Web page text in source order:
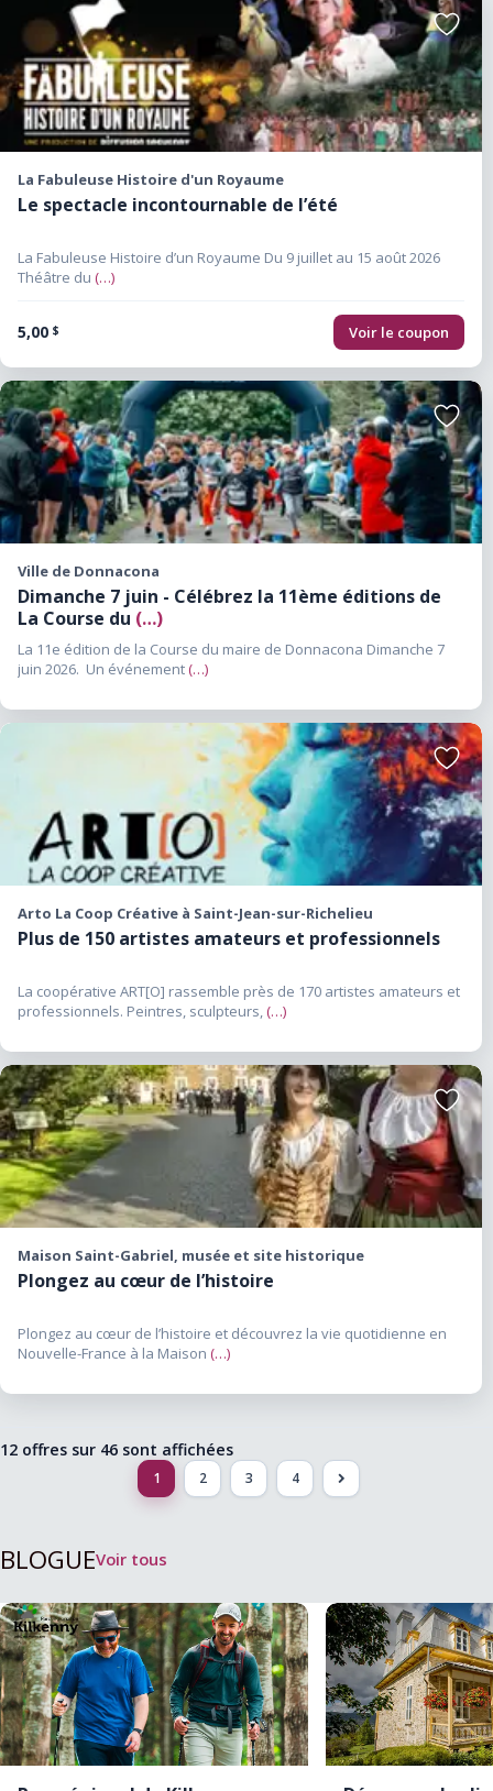
Ajouter
aux
favoris
La Fabuleuse Histoire d'un Royaume
Le spectacle incontournable de l’été
La Fabuleuse Histoire d’un Royaume Du 9 juillet au 15 août 2026
Théâtre du (…)
5,00 $ Voir le coupon
Ajouter
aux
favoris
Ville de Donnacona
Dimanche 7 juin - Célébrez la 11ème éditions de
La Course du (…)
La 11e édition de la Course du maire de Donnacona Dimanche 7
juin 2026. Un événement(…)
Ajouter
aux
favoris
Arto La Coop Créative à Saint-Jean-sur-Richelieu
Plus de 150 artistes amateurs et professionnels
La coopérative ART[O] rassemble près de 170 artistes amateurs et
professionnels. Peintres, sculpteurs, (…)
Ajouter
aux
favoris
Maison Saint-Gabriel, musée et site historique
Plongez au cœur de l’histoire
Plongez au cœur de l’histoire et découvrez la vie quotidienne en
Nouvelle-France à la Maison (…)
12 offres sur 46 sont affichées
1 2 3 4 >
BLOGUEVoir tous